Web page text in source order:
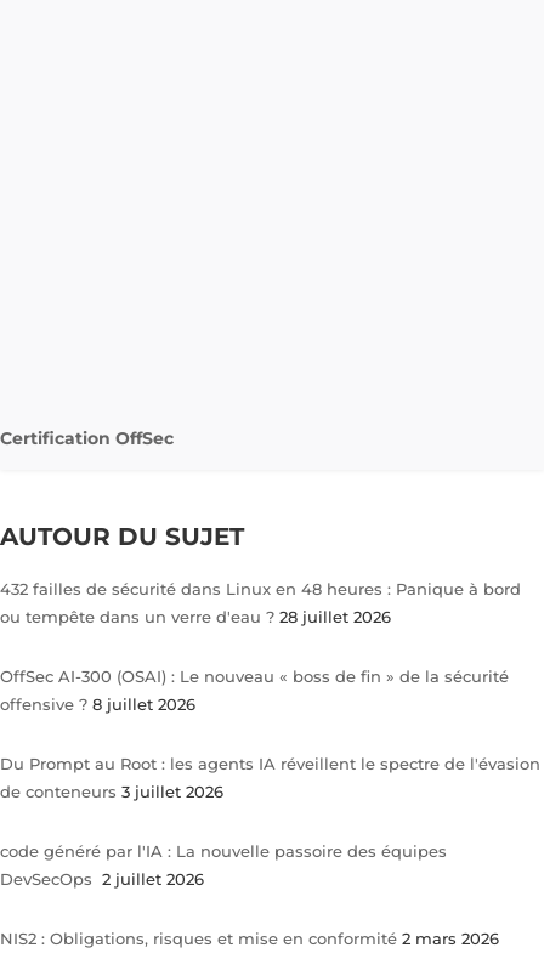
Certification OffSec
AUTOUR DU SUJET
432 failles de sécurité dans Linux en 48 heures : Panique à bord
ou tempête dans un verre d'eau ? 28 juillet 2026
OffSec AI-300 (OSAI) : Le nouveau « boss de fin » de la sécurité
offensive ? 8 juillet 2026
Du Prompt au Root : les agents IA réveillent le spectre de l'évasion
de conteneurs 3 juillet 2026
code généré par l'IA : La nouvelle passoire des équipes
DevSecOps 2 juillet 2026
NIS2 : Obligations, risques et mise en conformité 2 mars 2026